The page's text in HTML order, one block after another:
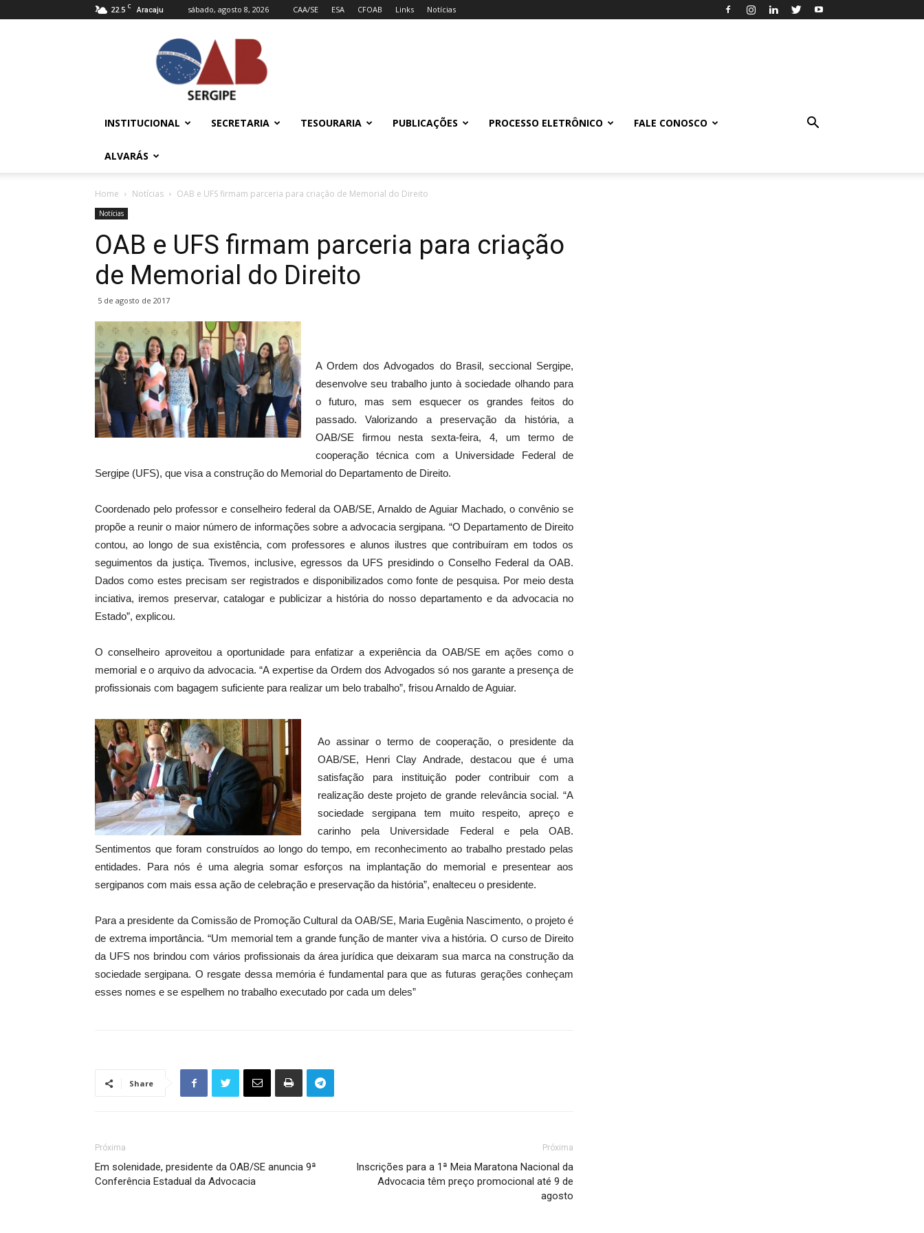
22.5 C Aracaju sábado, agosto 8, 2026 CAA/SE ESA CFOAB Links Notícias
OAB/SE
Ordem
do
INSTITUCIONAL SECRETARIA TESOURARIA PUBLICAÇÕES PROCESSO ELETRÔNICO FALE CONOSCO
ALVARÁS
Home Notícias OAB e UFS firmam parceria para criação de Memorial do Direito
Notícias
OAB e UFS firmam parceria para criação
de Memorial do Direito
5 de agosto de 2017
A Ordem dos Advogados do Brasil, seccional Sergipe,
desenvolve seu trabalho junto à sociedade olhando para
o futuro, mas sem esquecer os grandes feitos do
passado. Valorizando a preservação da história, a
OAB/SE firmou nesta sexta-feira, 4, um termo de
cooperação técnica com a Universidade Federal de
Sergipe (UFS), que visa a construção do Memorial do Departamento de Direito.
Coordenado pelo professor e conselheiro federal da OAB/SE, Arnaldo de Aguiar Machado, o convênio se
propõe a reunir o maior número de informações sobre a advocacia sergipana. “O Departamento de Direito
contou, ao longo de sua existência, com professores e alunos ilustres que contribuíram em todos os
seguimentos da justiça. Tivemos, inclusive, egressos da UFS presidindo o Conselho Federal da OAB.
Dados como estes precisam ser registrados e disponibilizados como fonte de pesquisa. Por meio desta
inciativa, iremos preservar, catalogar e publicizar a história do nosso departamento e da advocacia no
Estado”, explicou.
O conselheiro aproveitou a oportunidade para enfatizar a experiência da OAB/SE em ações como o
memorial e o arquivo da advocacia. “A expertise da Ordem dos Advogados só nos garante a presença de
profissionais com bagagem suficiente para realizar um belo trabalho”, frisou Arnaldo de Aguiar.
Ao assinar o termo de cooperação, o presidente da
OAB/SE, Henri Clay Andrade, destacou que é uma
satisfação para instituição poder contribuir com a
realização deste projeto de grande relevância social. “A
sociedade sergipana tem muito respeito, apreço e
carinho pela Universidade Federal e pela OAB.
Sentimentos que foram construídos ao longo do tempo, em reconhecimento ao trabalho prestado pelas
entidades. Para nós é uma alegria somar esforços na implantação do memorial e presentear aos
sergipanos com mais essa ação de celebração e preservação da história”, enalteceu o presidente.
Para a presidente da Comissão de Promoção Cultural da OAB/SE, Maria Eugênia Nascimento, o projeto é
de extrema importância. “Um memorial tem a grande função de manter viva a história. O curso de Direito
da UFS nos brindou com vários profissionais da área jurídica que deixaram sua marca na construção da
sociedade sergipana. O resgate dessa memória é fundamental para que as futuras gerações conheçam
esses nomes e se espelhem no trabalho executado por cada um deles”
Share
Próxima
Em solenidade, presidente da OAB/SE anuncia 9ª
Conferência Estadual da Advocacia
Próxima
Inscrições para a 1ª Meia Maratona Nacional da
Advocacia têm preço promocional até 9 de
agosto